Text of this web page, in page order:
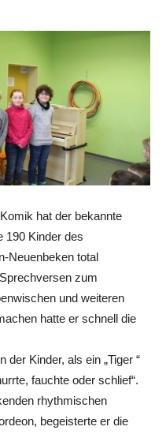
hat der bekannte
190 Kinder des
Neuenbeken total
zum
und weiteren
hatte er schnell die
der Kinder, als ein „Tiger “
fauchte oder schlief“.
rhythmischen
begeisterte er die